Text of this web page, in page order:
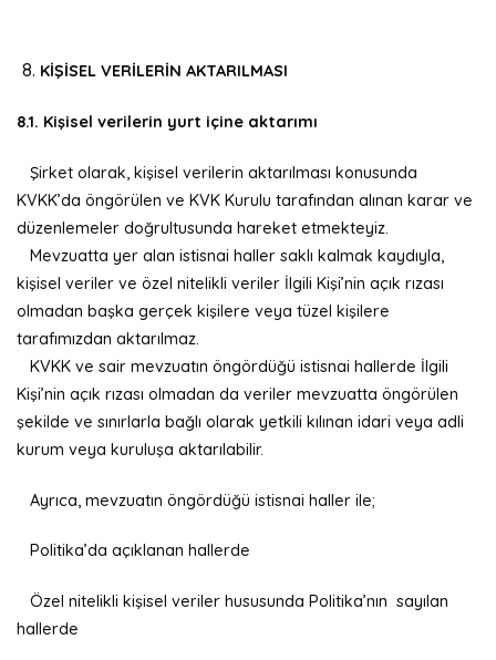
KİŞİSEL VERİLERİN AKTARILMASI
8.1. Kişisel verilerin yurt içine aktarımı
Şirket olarak, kişisel verilerin aktarılması konusunda
KVKK’da öngörülen ve KVK Kurulu tarafından alınan karar ve
düzenlemeler doğrultusunda hareket etmekteyiz.
Mevzuatta yer alan istisnai haller saklı kalmak kaydıyla,
kişisel veriler ve özel nitelikli veriler İlgili Kişi’nin açık rızası
olmadan başka gerçek kişilere veya tüzel kişilere
tarafımızdan aktarılmaz.
KVKK ve sair mevzuatın öngördüğü istisnai hallerde İlgili
Kişi’nin açık rızası olmadan da veriler mevzuatta öngörülen
şekilde ve sınırlarla bağlı olarak yetkili kılınan idari veya adli
kurum veya kuruluşa aktarılabilir.
Ayrıca, mevzuatın öngördüğü istisnai haller ile;
Politika’da açıklanan hallerde
Özel nitelikli kişisel veriler hususunda Politika’nın sayılan
hallerde